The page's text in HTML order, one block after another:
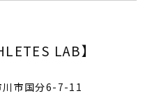
LAB】
市国分6-7-11